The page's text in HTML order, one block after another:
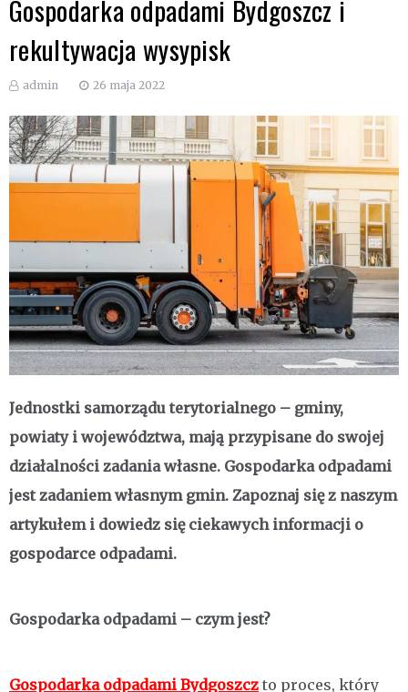
Gospodarka odpadami Bydgoszcz i
rekultywacja wysypisk
admin 26 maja 2022
Jednostki samorządu terytorialnego – gminy,
powiaty i województwa, mają przypisane do swojej
działalności zadania własne. Gospodarka odpadami
jest zadaniem własnym gmin. Zapoznaj się z naszym
artykułem i dowiedz się ciekawych informacji o
gospodarce odpadami.
Gospodarka odpadami – czym jest?
Gospodarka odpadami Bydgoszcz to proces, który